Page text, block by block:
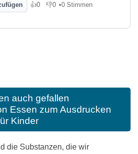
👍0
Gefällt mir
👎0
Gefällt mir nicht
•0 Stimmen
auch gefallen
Essen zum Ausdrucken
Kinder
die Substanzen, die wir